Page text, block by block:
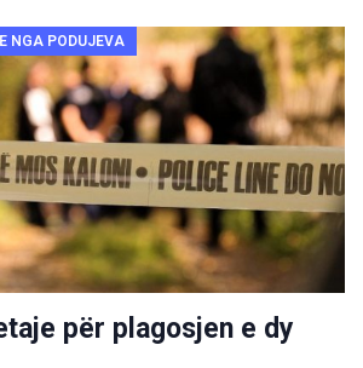
NGA PODUJEVA
për plagosjen e dy